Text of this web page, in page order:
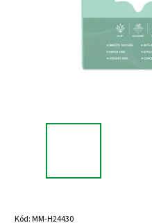
Kód:MM-H24430